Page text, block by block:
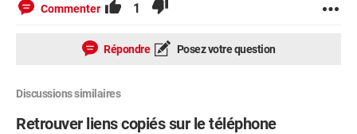
Commenter 1
Répondre Posez votre question
Discussions similaires
Retrouver liens copiés sur le téléphone